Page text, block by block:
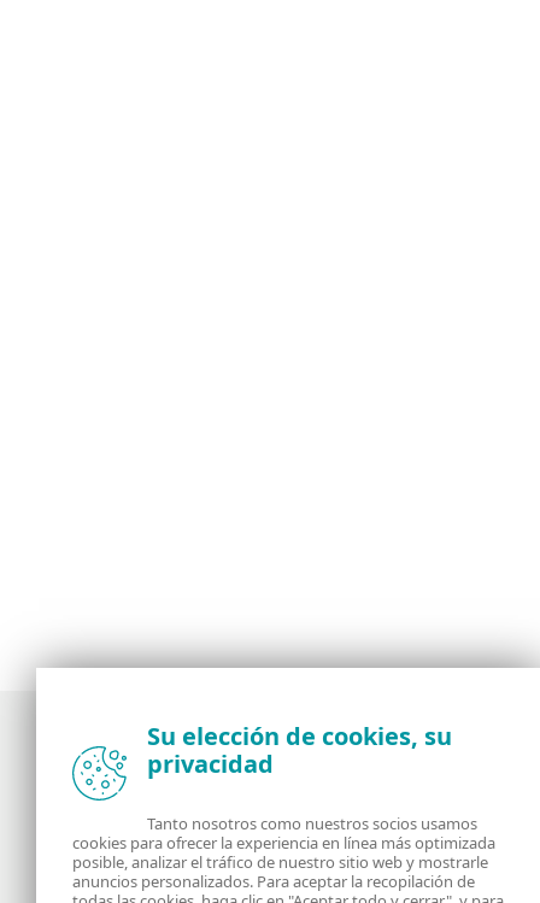
Noticias, opiniones y análisis de la comunidad de
seguridad de ESET
Acerca de RSS Feed
Su elección de cookies, su
privacidad
Tanto nosotros como nuestros socios usamos
cookies para ofrecer la experiencia en línea más optimizada
posible, analizar el tráfico de nuestro sitio web y mostrarle
anuncios personalizados. Para aceptar la recopilación de